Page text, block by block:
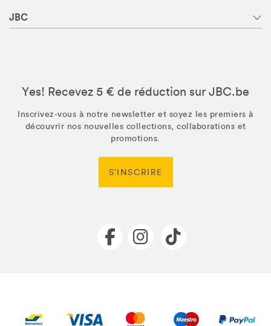
JBC
Yes! Recevez 5 € de réduction sur JBC.be
Inscrivez-vous à notre newsletter et soyez les premiers à
découvrir nos nouvelles collections, collaborations et
promotions.
S’INSCRIRE